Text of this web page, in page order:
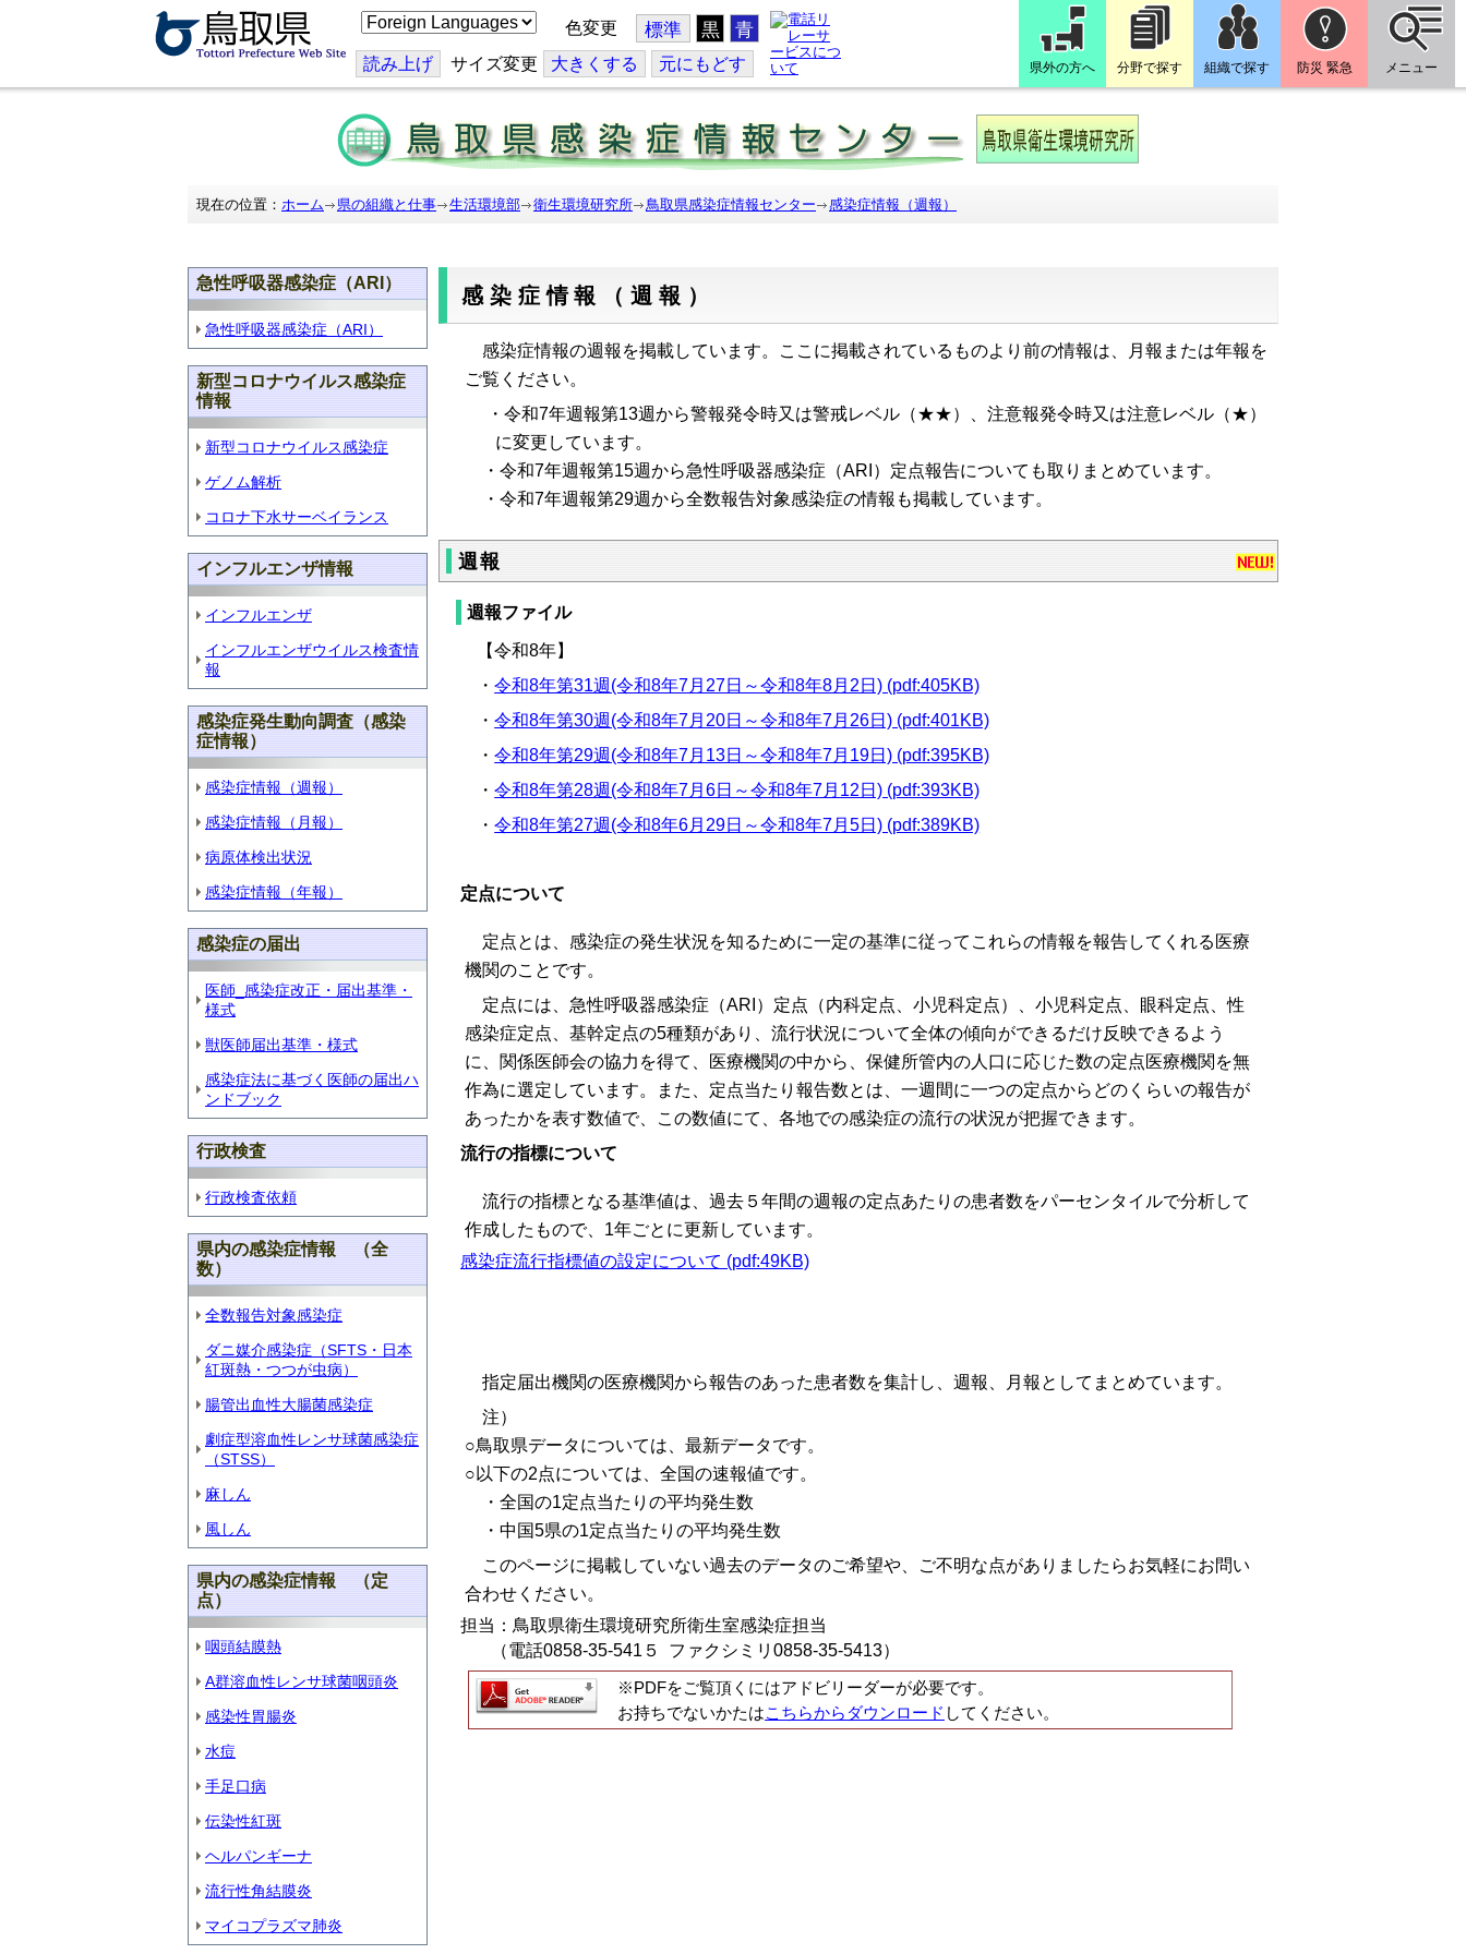
こ
の
ジ
を
翻
訳
す
る
色変更 標準 黒 青
読み上げ サイズ変更 大きくする 元にもどす 県外の方へ 分野で探す 組織で探す 防災 緊急 メニュー
現在の位置： ホーム 県の組織と仕事 生活環境部 衛生環境研究所 鳥取県感染症情報センター 感染症情報（週報）
急性呼吸器感染症（ARI）
急性呼吸器感染症（ARI）
新型コロナウイルス感染症
情報
新型コロナウイルス感染症
ゲノム解析
コロナ下水サーベイランス
インフルエンザ情報
インフルエンザ
インフルエンザウイルス検査情
報
感染症発生動向調査（感染
症情報）
感染症情報（週報）
感染症情報（月報）
病原体検出状況
感染症情報（年報）
感染症の届出
医師_感染症改正・届出基準・
様式
獣医師届出基準・様式
感染症法に基づく医師の届出ハ
ンドブック
行政検査
行政検査依頼
県内の感染症情報 （全
数）
全数報告対象感染症
ダニ媒介感染症（SFTS・日本
紅斑熱・つつが虫病）
腸管出血性大腸菌感染症
劇症型溶血性レンサ球菌感染症
（STSS）
麻しん
風しん
県内の感染症情報 （定
点）
咽頭結膜熱
A群溶血性レンサ球菌咽頭炎
感染性胃腸炎
水痘
手足口病
伝染性紅斑
ヘルパンギーナ
流行性角結膜炎
マイコプラズマ肺炎
感染症情報（週報）
感染症情報の週報を掲載しています。ここに掲載されているものより前の情報は、月報または年報を
ご覧ください。
・令和7年週報第13週から警報発令時又は警戒レベル（★★）、注意報発令時又は注意レベル（★）
に変更しています。
・令和7年週報第15週から急性呼吸器感染症（ARI）定点報告についても取りまとめています。
・令和7年週報第29週から全数報告対象感染症の情報も掲載しています。
週報
週報ファイル
【令和8年】
・令和8年第31週(令和8年7月27日～令和8年8月2日) (pdf:405KB)
・令和8年第30週(令和8年7月20日～令和8年7月26日) (pdf:401KB)
・令和8年第29週(令和8年7月13日～令和8年7月19日) (pdf:395KB)
・令和8年第28週(令和8年7月6日～令和8年7月12日) (pdf:393KB)
・令和8年第27週(令和8年6月29日～令和8年7月5日) (pdf:389KB)
定点について
定点とは、感染症の発生状況を知るために一定の基準に従ってこれらの情報を報告してくれる医療
機関のことです。
定点には、急性呼吸器感染症（ARI）定点（内科定点、小児科定点）、小児科定点、眼科定点、性
感染症定点、基幹定点の5種類があり、流行状況について全体の傾向ができるだけ反映できるよう
に、関係医師会の協力を得て、医療機関の中から、保健所管内の人口に応じた数の定点医療機関を無
作為に選定しています。また、定点当たり報告数とは、一週間に一つの定点からどのくらいの報告が
あったかを表す数値で、この数値にて、各地での感染症の流行の状況が把握できます。
流行の指標について
流行の指標となる基準値は、過去５年間の週報の定点あたりの患者数をパーセンタイルで分析して
作成したもので、1年ごとに更新しています。
感染症流行指標値の設定について (pdf:49KB)
指定届出機関の医療機関から報告のあった患者数を集計し、週報、月報としてまとめています。
注）
○鳥取県データについては、最新データです。
○以下の2点については、全国の速報値です。
・全国の1定点当たりの平均発生数
・中国5県の1定点当たりの平均発生数
このページに掲載していない過去のデータのご希望や、ご不明な点がありましたらお気軽にお問い
合わせください。
担当：鳥取県衛生環境研究所衛生室感染症担当
（電話0858-35-541５ ファクシミリ0858-35-5413）
※PDFをご覧頂くにはアドビリーダーが必要です。
お持ちでないかたはこちらからダウンロード してください。